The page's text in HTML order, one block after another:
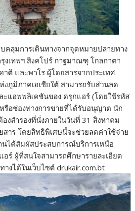
คลุมการเดินทางจากจุดหมายปลายทาง
งเทพฯ สิงคโปร์ กาฐมาณฑุ โกลกาตา
าติ และพาโร ผู้โดยสารจากประเทศ
ภูมิภาคเอเชียใต้ สามารถรับส่วนลด
ะแอพพลิเคชันของ ดรุกแอร์ (โดยใช้รหัส
หรือช่องทางการขายที่ได้รับอนุญาต นัก
องสำรองที่นั่งภายในวันที่ 31 สิงหาคม
าร โดยสิทธิพิเศษนี้จะช่วยลดค่าใช้จ่าย
นได้สัมผัสประสบการณ์บริการเหนือ
ร์ ผู้ที่สนใจสามารถศึกษารายละเอียด
งได้ในเว็บไซต์ drukair.com.bt